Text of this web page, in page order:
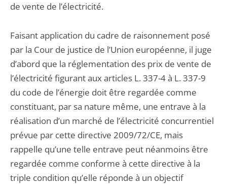
de vente de l’électricité.
Faisant application du cadre de raisonnement posé
par la Cour de justice de l’Union européenne, il juge
d’abord que la réglementation des prix de vente de
l’électricité figurant aux articles L. 337-4 à L. 337-9
du code de l’énergie doit être regardée comme
constituant, par sa nature même, une entrave à la
réalisation d’un marché de l’électricité concurrentiel
prévue par cette directive 2009/72/CE, mais
rappelle qu’une telle entrave peut néanmoins être
regardée comme conforme à cette directive à la
triple condition qu’elle réponde à un objectif